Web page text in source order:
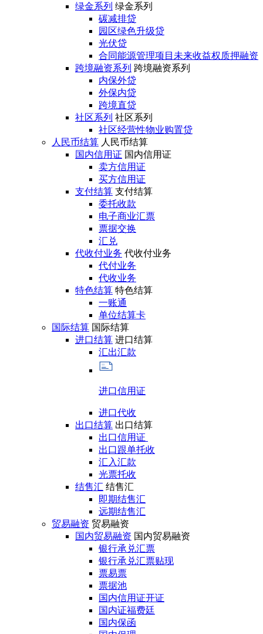
绿金系列 绿金系列
碳减排贷
园区绿色升级贷
光伏贷
合同能源管理项目未来收益权质押融资
跨境融资系列 跨境融资系列
内保外贷
外保内贷
跨境直贷
社区系列 社区系列
社区经营性物业购置贷
人民币结算 人民币结算
国内信用证 国内信用证
卖方信用证
买方信用证
支付结算 支付结算
委托收款
电子商业汇票
票据交换
汇兑
代收付业务 代收付业务
代付业务
代收业务
特色结算 特色结算
一账通
单位结算卡
国际结算 国际结算
进口结算 进口结算
汇出汇款
进口信用证
进口代收
出口结算 出口结算
出口信用证
出口跟单托收
汇入汇款
光票托收
结售汇 结售汇
即期结售汇
远期结售汇
贸易融资 贸易融资
国内贸易融资 国内贸易融资
银行承兑汇票
银行承兑汇票贴现
票易票
票据池
国内信用证开证
国内证福费廷
国内保函